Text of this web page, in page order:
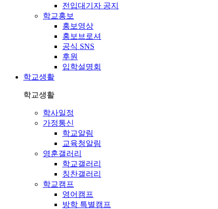
전입대기자 공지
학교홍보
홍보영상
홍보브로셔
공식 SNS
후원
입학설명회
학교생활
학교생활
학사일정
가정통신
학교알림
교육청알림
영훈갤러리
학교갤러리
칭찬갤러리
학교캠프
영어캠프
방학 특별캠프